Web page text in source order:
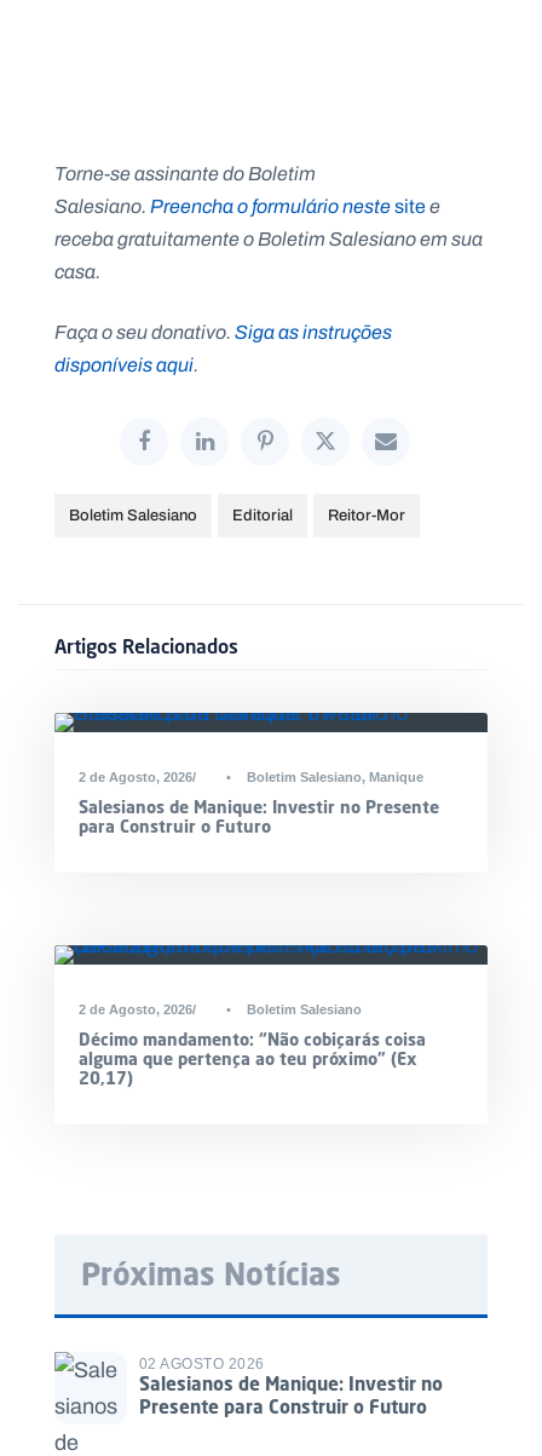
Torne-se assinante do Boletim
Salesiano.Preencha o formulário nestesitee
receba gratuitamente o Boletim Salesiano em sua
casa.
Faça o seu donativo.Siga as instruções
disponíveis aqui.
Boletim Salesiano Editorial Reitor-Mor
Artigos Relacionados
2 de Agosto, 2026 • Boletim Salesiano, Manique
Salesianos de Manique: Investir no Presente
para Construir o Futuro
2 de Agosto, 2026 • Boletim Salesiano
Décimo mandamento: “Não cobiçarás coisa
alguma que pertença ao teu próximo” (Ex
20,17)
Próximas Notícias
02 AGOSTO 2026
Salesianos de Manique: Investir no
Presente para Construir o Futuro